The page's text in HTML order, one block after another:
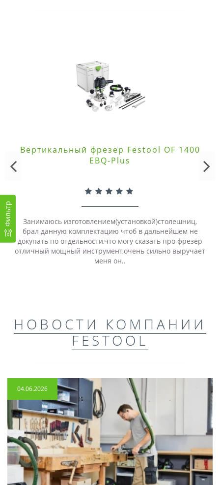
Фильтр
Вертикальный фрезер Festool OF 1400
EBQ-Plus
Занимаюсь изготовлением(установкой)столешниц,
брал данную комплектацию чтоб в дальнейшем не
докупать по отдельности,что могу сказать про фрезер
отличный мощный инструмент,очень сильно выручает
меня он..
НОВОСТИ КОМПАНИИ
FESTOOL
04.06.2026